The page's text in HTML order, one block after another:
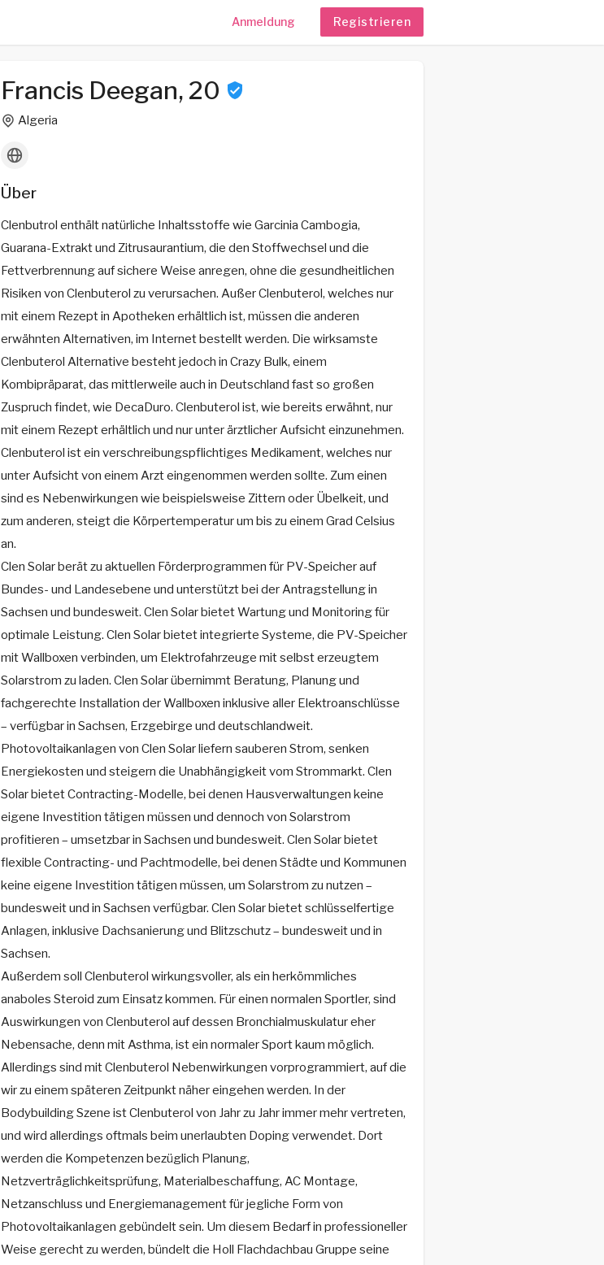
Anmeldung Registrieren
Francis Deegan, 20
Algeria
Über
Clenbutrol enthält natürliche Inhaltsstoffe wie Garcinia Cambogia,
Guarana-Extrakt und Zitrusaurantium, die den Stoffwechsel und die
Fettverbrennung auf sichere Weise anregen, ohne die gesundheitlichen
Risiken von Clenbuterol zu verursachen. Außer Clenbuterol, welches nur
mit einem Rezept in Apotheken erhältlich ist, müssen die anderen
erwähnten Alternativen, im Internet bestellt werden. Die wirksamste
Clenbuterol Alternative besteht jedoch in Crazy Bulk, einem
Kombipräparat, das mittlerweile auch in Deutschland fast so großen
Zuspruch findet, wie DecaDuro. Clenbuterol ist, wie bereits erwähnt, nur
mit einem Rezept erhältlich und nur unter ärztlicher Aufsicht einzunehmen.
Clenbuterol ist ein verschreibungspflichtiges Medikament, welches nur
unter Aufsicht von einem Arzt eingenommen werden sollte. Zum einen
sind es Nebenwirkungen wie beispielsweise Zittern oder Übelkeit, und
zum anderen, steigt die Körpertemperatur um bis zu einem Grad Celsius
an.
Clen Solar berät zu aktuellen Förderprogrammen für PV-Speicher auf
Bundes- und Landesebene und unterstützt bei der Antragstellung in
Sachsen und bundesweit. Clen Solar bietet Wartung und Monitoring für
optimale Leistung. Clen Solar bietet integrierte Systeme, die PV-Speicher
mit Wallboxen verbinden, um Elektrofahrzeuge mit selbst erzeugtem
Solarstrom zu laden. Clen Solar übernimmt Beratung, Planung und
fachgerechte Installation der Wallboxen inklusive aller Elektroanschlüsse
– verfügbar in Sachsen, Erzgebirge und deutschlandweit.
Photovoltaikanlagen von Clen Solar liefern sauberen Strom, senken
Energiekosten und steigern die Unabhängigkeit vom Strommarkt. Clen
Solar bietet Contracting-Modelle, bei denen Hausverwaltungen keine
eigene Investition tätigen müssen und dennoch von Solarstrom
profitieren – umsetzbar in Sachsen und bundesweit. Clen Solar bietet
flexible Contracting- und Pachtmodelle, bei denen Städte und Kommunen
keine eigene Investition tätigen müssen, um Solarstrom zu nutzen –
bundesweit und in Sachsen verfügbar. Clen Solar bietet schlüsselfertige
Anlagen, inklusive Dachsanierung und Blitzschutz – bundesweit und in
Sachsen.
Außerdem soll Clenbuterol wirkungsvoller, als ein herkömmliches
anaboles Steroid zum Einsatz kommen. Für einen normalen Sportler, sind
Auswirkungen von Clenbuterol auf dessen Bronchialmuskulatur eher
Nebensache, denn mit Asthma, ist ein normaler Sport kaum möglich.
Allerdings sind mit Clenbuterol Nebenwirkungen vorprogrammiert, auf die
wir zu einem späteren Zeitpunkt näher eingehen werden. In der
Bodybuilding Szene ist Clenbuterol von Jahr zu Jahr immer mehr vertreten,
und wird allerdings oftmals beim unerlaubten Doping verwendet. Dort
werden die Kompetenzen bezüglich Planung,
Netzverträglichkeitsprüfung, Materialbeschaffung, AC Montage,
Netzanschluss und Energiemanagement für jegliche Form von
Photovoltaikanlagen gebündelt sein. Um diesem Bedarf in professioneller
Weise gerecht zu werden, bündelt die Holl Flachdachbau Gruppe seine